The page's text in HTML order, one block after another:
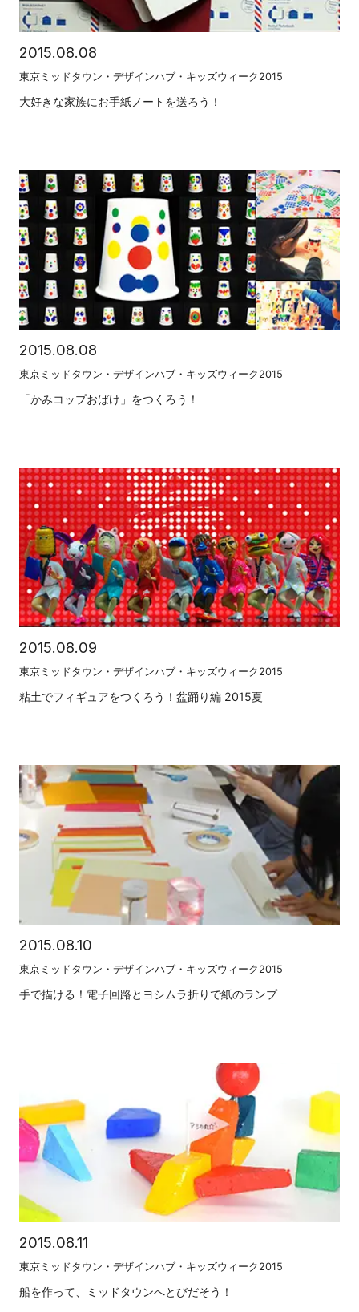
2015.08.08
東京ミッドタウン・デザインハブ・キッズウィーク2015
大好きな家族にお手紙ノートを送ろう！
2015.08.08
東京ミッドタウン・デザインハブ・キッズウィーク2015
「かみコップおばけ」をつくろう！
2015.08.09
東京ミッドタウン・デザインハブ・キッズウィーク2015
粘土でフィギュアをつくろう！盆踊り編 2015夏
2015.08.10
東京ミッドタウン・デザインハブ・キッズウィーク2015
手で描ける！電子回路とヨシムラ折りで紙のランプ
2015.08.11
東京ミッドタウン・デザインハブ・キッズウィーク2015
船を作って、ミッドタウンへとびだそう！